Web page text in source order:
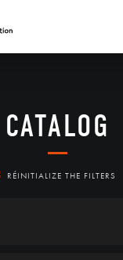
CATALOG
RÉINITIALIZE THE FILTERS